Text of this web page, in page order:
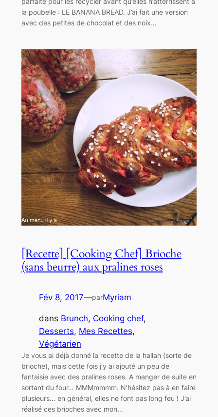
la poubelle : LE BANANA BREAD. J’ai fait une version
avec des petites de chocolat et des noix…
[Recette] [Cooking Chef] Brioche
(sans beurre) aux pralines roses
Fév 8, 2017—parMyriam
dans Brunch, Cooking chef
Desserts, Mes Recettes
Végétarien
Je vous ai déjà donné la recette de la hallah (sorte de
brioche), mais cette fois j’y ai ajouté un peu de
fantaisie avec des pralines roses. A manger de suite en
sortant du four… MMMmmmm. N’hésitez pas à en faire
plusieurs… en général, elles ne font pas long feu ! J’ai
réalisé ces brioches avec mon…